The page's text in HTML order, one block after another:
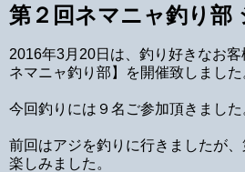
第２回ネマニャ釣り部
2016年3月20日は、釣り好きなお
ネマニャ釣り部】を開催致しました
今回釣りには９名ご参加頂きました
前回はアジを釣りに行きましたが
楽しみました。